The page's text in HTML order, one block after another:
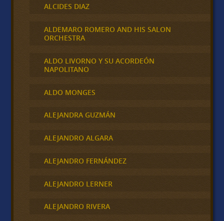
ALCIDES DIAZ
ALDEMARO ROMERO AND HIS SALON
ORCHESTRA
ALDO LIVORNO Y SU ACORDEÓN
NAPOLITANO
ALDO MONGES
ALEJANDRA GUZMÁN
ALEJANDRO ALGARA
ALEJANDRO FERNÁNDEZ
ALEJANDRO LERNER
ALEJANDRO RIVERA